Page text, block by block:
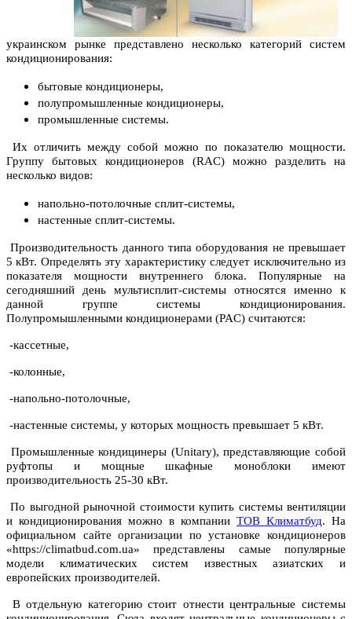
украинском рынке представлено несколько категорий систем
кондиционирования:
бытовые кондиционеры,
полупромышленные кондиционеры,
промышленные системы.
Их отличить между собой можно по показателю мощности.
Группу бытовых кондиционеров (RAC) можно разделить на
несколько видов:
напольно-потолочные сплит-системы,
настенные сплит-системы.
Производительность данного типа оборудования не превышает
5 кВт. Определять эту характеристику следует исключительно из
показателя мощности внутреннего блока. Популярные на
сегодняшний день мультисплит-системы относятся именно к
данной группе системы кондиционирования.
Полупромышленными кондиционерами (PAC) считаются:
-кассетные,
-колонные,
-напольно-потолочные,
-настенные системы, у которых мощность превышает 5 кВт.
Промышленные кондицинеры (Unitary), представляющие собой
руфтопы и мощные шкафные моноблоки имеют
производительность 25-30 кВт.
По выгодной рыночной стоимости купить системы вентиляции
и кондиционирования можно в компании ТОВ Климатбуд. На
официальном сайте организации по установке кондиционеров
«https://climatbud.com.ua» представлены самые популярные
модели климатических систем известных азиатских и
европейских производителей.
В отдельную категорию стоит отнести центральные системы